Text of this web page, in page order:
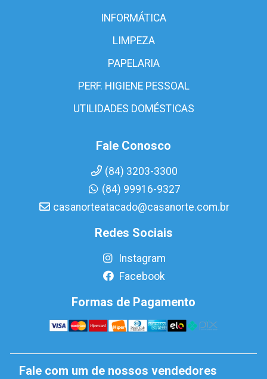
INFORMÁTICA
LIMPEZA
PAPELARIA
PERF. HIGIENE PESSOAL
UTILIDADES DOMÉSTICAS
Fale Conosco
(84) 3203-3300
(84) 99916-9327
casanorteatacado@casanorte.com.br
Redes Sociais
Instagram
Facebook
Formas de Pagamento
Fale com um de nossos vendedores